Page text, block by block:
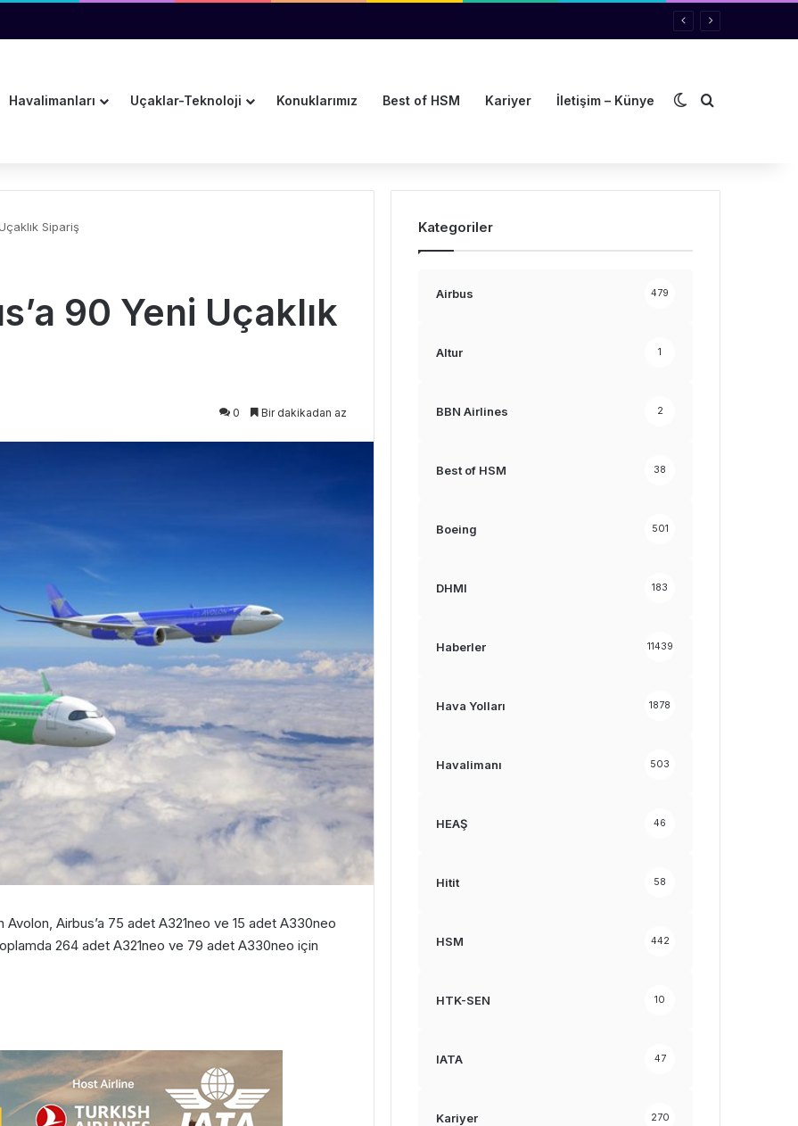
Uzatıldı
Havalimanları Uçaklar-Teknoloji Konuklarımız Best of HSM Kariyer İletişim – Künye Dış görünümü
Arama yap
Sipariş
90 Yeni Uçaklık
0 Bir dakikadan az
Airbus’a 75 adet A321neo ve 15 adet A330neo
264 adet A321neo ve 79 adet A330neo için
Kategoriler
Airbus 479
Altur 1
BBN Airlines 2
Best of HSM 38
Boeing 501
DHMI 183
Haberler 11439
Hava Yolları 1878
Havalimanı 503
HEAŞ 46
Hitit 58
HSM 442
HTK-SEN 10
IATA 47
Kariyer 270